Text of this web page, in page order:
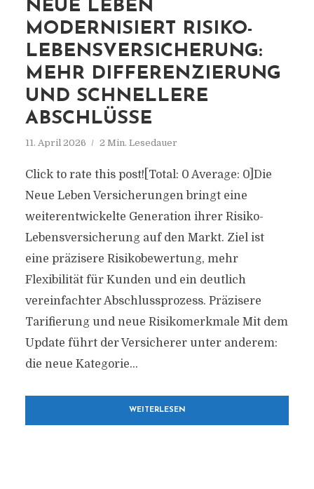
NEUE LEBEN
MODERNISIERT RISIKO-
LEBENSVERSICHERUNG:
MEHR DIFFERENZIERUNG
UND SCHNELLERE
ABSCHLÜSSE
11. April 2026 2 Min. Lesedauer
Click to rate this post![Total: 0 Average: 0]Die
Neue Leben Versicherungen bringt eine
weiterentwickelte Generation ihrer Risiko-
Lebensversicherung auf den Markt. Ziel ist
eine präzisere Risikobewertung, mehr
Flexibilität für Kunden und ein deutlich
vereinfachter Abschlussprozess. Präzisere
Tarifierung und neue Risikomerkmale Mit dem
Update führt der Versicherer unter anderem:
die neue Kategorie...
WEITERLESEN